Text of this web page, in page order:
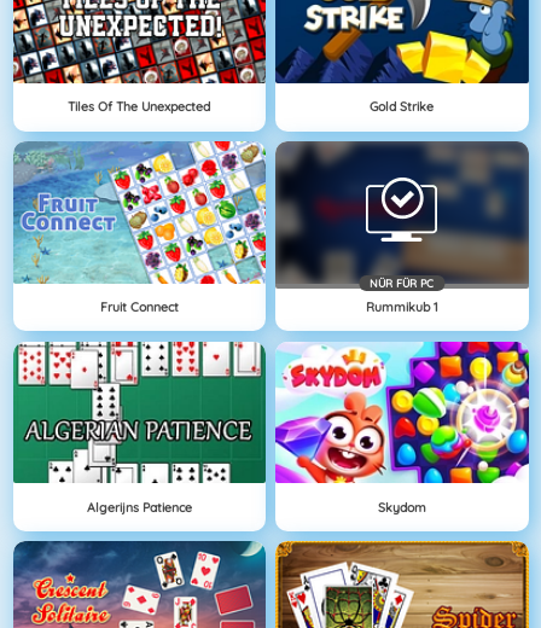
Tiles Of The Unexpected Gold Strike
Fruit Connect
NÜR FÜR PC
Rummikub 1
Algerijns Patience Skydom